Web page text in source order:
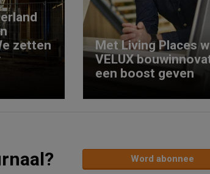
zetten
Met Living Places
VELUX
een boost geven
Word abonnee